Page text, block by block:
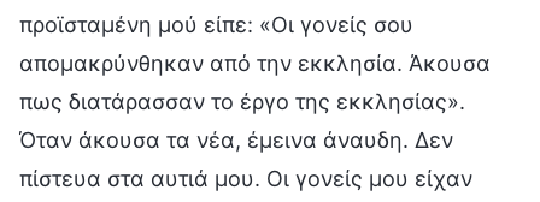
προϊσταμένη μού είπε: «Οι γονείς σου
απομακρύνθηκαν από την εκκλησία. Άκουσα
πως διατάρασσαν το έργο της εκκλησίας».
Όταν άκουσα τα νέα, έμεινα άναυδη. Δεν
πίστευα στα αυτιά μου. Οι γονείς μου είχαν